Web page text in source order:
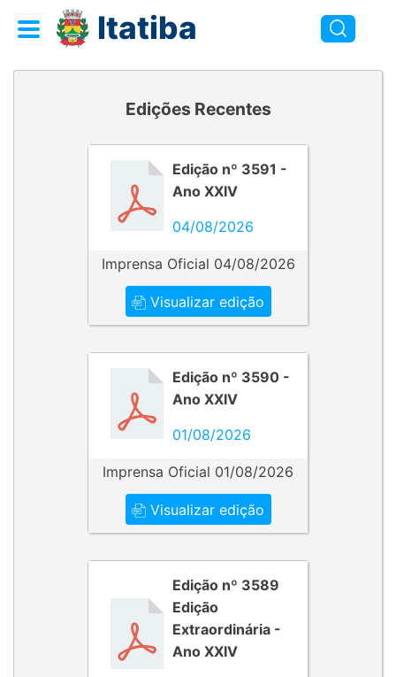
Itatiba
Edições Recentes
Edição nº 3591 -
Ano XXIV
04/08/2026
Imprensa Oficial 04/08/2026
Visualizar edição
Edição nº 3590 -
Ano XXIV
01/08/2026
Imprensa Oficial 01/08/2026
Visualizar edição
Edição nº 3589
Edição
Extraordinária -
Ano XXIV